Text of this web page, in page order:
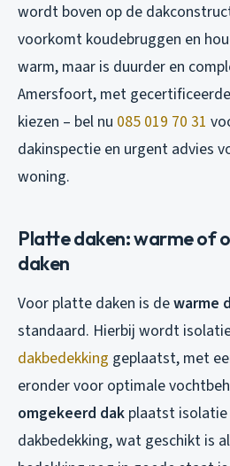
wordt boven op de
voorkomt koudebruggen en
warm, maar is duurder en
Amersfoort, met
kiezen – bel nu 085 019 70 31
dakinspectie en urgent advies
woning.
Platte daken: warme of
daken
Voor platte daken is dewarme
standaard. Hierbij wordt
dakbedekking geplaatst, met
eronder voor optimale
omgekeerd dak plaatst
dakbedekking, wat geschikt is